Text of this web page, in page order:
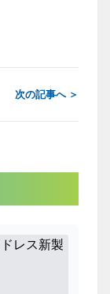
次の記事へ ＞